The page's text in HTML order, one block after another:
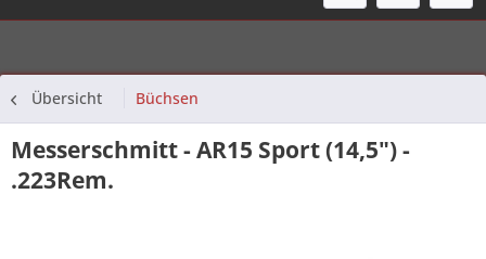
Übersicht Büchsen
Messerschmitt - AR15 Sport (14,5") -
.223Rem.